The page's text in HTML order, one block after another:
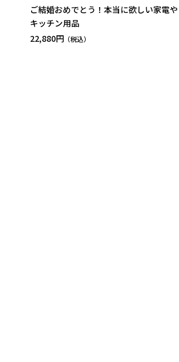
ご結婚おめでとう！本当に欲しい家電や
キッチン用品
22,880円